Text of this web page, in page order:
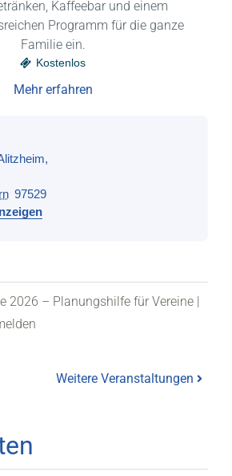
Kaffeebar und einem
Programm für die ganze
Familie ein.
Kostenlos
Mehr erfahren
97529
2026 – Planungshilfe für Vereine|
Weitere Veranstaltungen